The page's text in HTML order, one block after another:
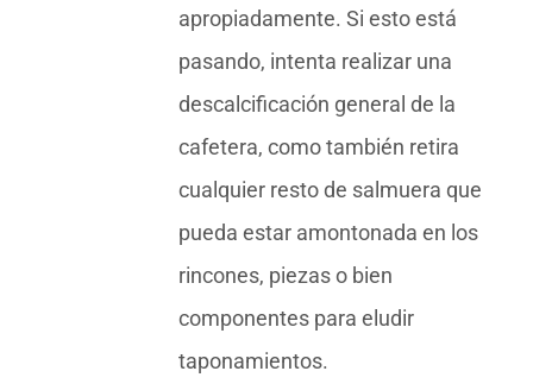
apropiadamente. Si esto está
pasando, intenta realizar una
descalcificación general de la
cafetera, como también retira
cualquier resto de salmuera que
pueda estar amontonada en los
rincones, piezas o bien
componentes para eludir
taponamientos.